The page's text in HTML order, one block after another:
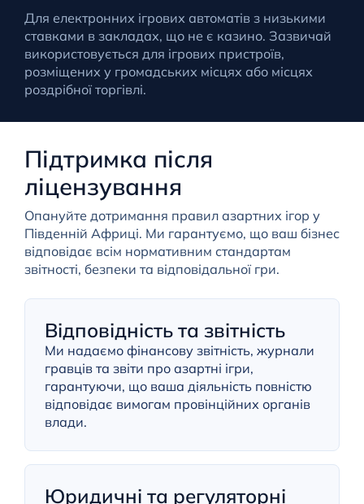
Для електронних ігрових автоматів з низькими
ставками в закладах, що не є казино. Зазвичай
використовується для ігрових пристроїв,
розміщених у громадських місцях або місцях
роздрібної торгівлі.
Підтримка після
ліцензування
Опануйте дотримання правил азартних ігор у
Південній Африці. Ми гарантуємо, що ваш бізнес
відповідає всім нормативним стандартам
звітності, безпеки та відповідальної гри.
Відповідність та звітність
Ми надаємо фінансову звітність, журнали
гравців та звіти про азартні ігри,
гарантуючи, що ваша діяльність повністю
відповідає вимогам провінційних органів
влади.
Юридичні та регуляторні